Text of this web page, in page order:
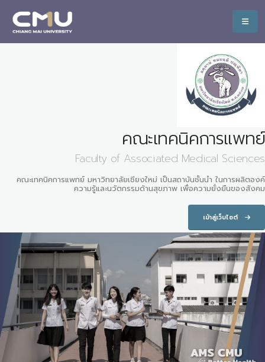
คณะเทคนิคการแพทย์
Faculty of Associated Medical Sciences
คณะเทคนิคการแพทย์ มหาวิทยาลัยเชียงใหม่ เป็นสถาบันชั้นนำ ในการผลิตองค์
ความรู้และนวัตกรรมด้านสุขภาพ เพื่อความยั่งยืนของสังคม
เข้าสู่เว็บไซต์